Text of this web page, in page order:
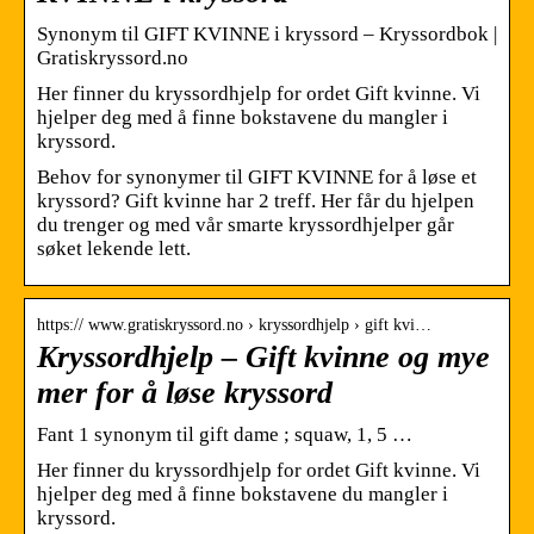
Synonym til GIFT KVINNE i kryssord – Kryssordbok |
Gratiskryssord.no
Her finner du kryssordhjelp for ordet Gift kvinne. Vi
hjelper deg med å finne bokstavene du mangler i
kryssord.
Behov for synonymer til GIFT KVINNE for å løse et
kryssord? Gift kvinne har 2 treff. Her får du hjelpen
du trenger og med vår smarte kryssordhjelper går
søket lekende lett.
https:// www.gratiskryssord.no › kryssordhjelp › gift kvi…
Kryssordhjelp – Gift kvinne og mye
mer for å løse kryssord
Fant 1 synonym til gift dame ; squaw, 1, 5 …
Her finner du kryssordhjelp for ordet Gift kvinne. Vi
hjelper deg med å finne bokstavene du mangler i
kryssord.